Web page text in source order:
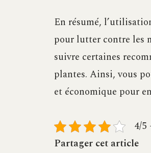
En résumé,
pour lutter contre les
suivre certaines
plantes. Ainsi, vous
et économique pour
4/5
Partager cet article